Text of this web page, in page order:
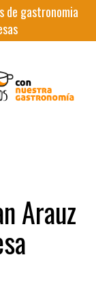
de gastronomia
Arauz